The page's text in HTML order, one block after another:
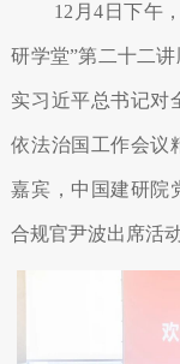
12月4日下午
研学堂”第二十二
实习近平总书记对
依法治国工作会议
嘉宾，中国建研院
合规官尹波出席活